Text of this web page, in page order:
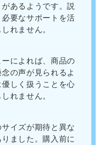
あるようです。説
要なサポートを活
れません。
によれば、商品の
の声が見られるよ
しく扱うことを心
れません。
イズが期待と異な
ました。購入前に